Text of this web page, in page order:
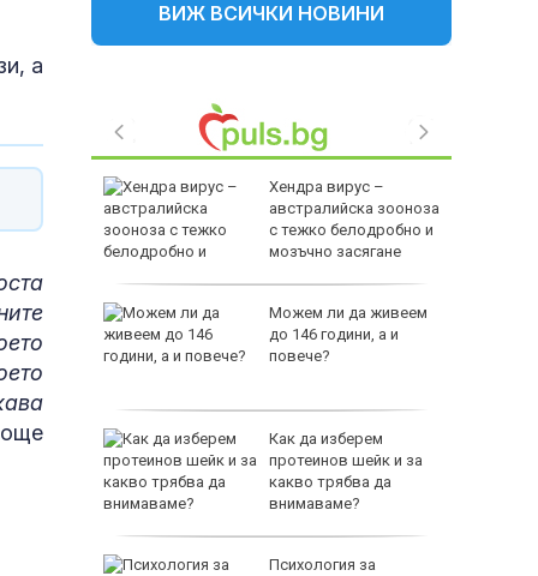
а
ВИЖ ВСИЧКИ НОВИНИ
Хендра вирус –
австралийска зооноза
с тежко белодробно и
мозъчно засягане
Можем ли да живеем
до 146 години, а и
повече?
Как да изберем
протеинов шейк и за
какво трябва да
внимаваме?
Психология за